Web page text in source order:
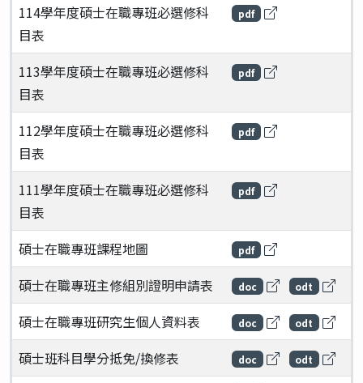
114學年度碩士在職專班必選修科
目表
pdf
113學年度碩士在職專班必選修科
目表
pdf
112學年度碩士在職專班必選修科
目表
pdf
111學年度碩士在職專班必選修科
目表
pdf
碩士在職專班課程地圖 pdf
碩士在職專班主修組別證明申請表 doc odt
碩士在職專班研究生個人資料表 doc odt
碩士班科目學分抵免/換修表 doc odt